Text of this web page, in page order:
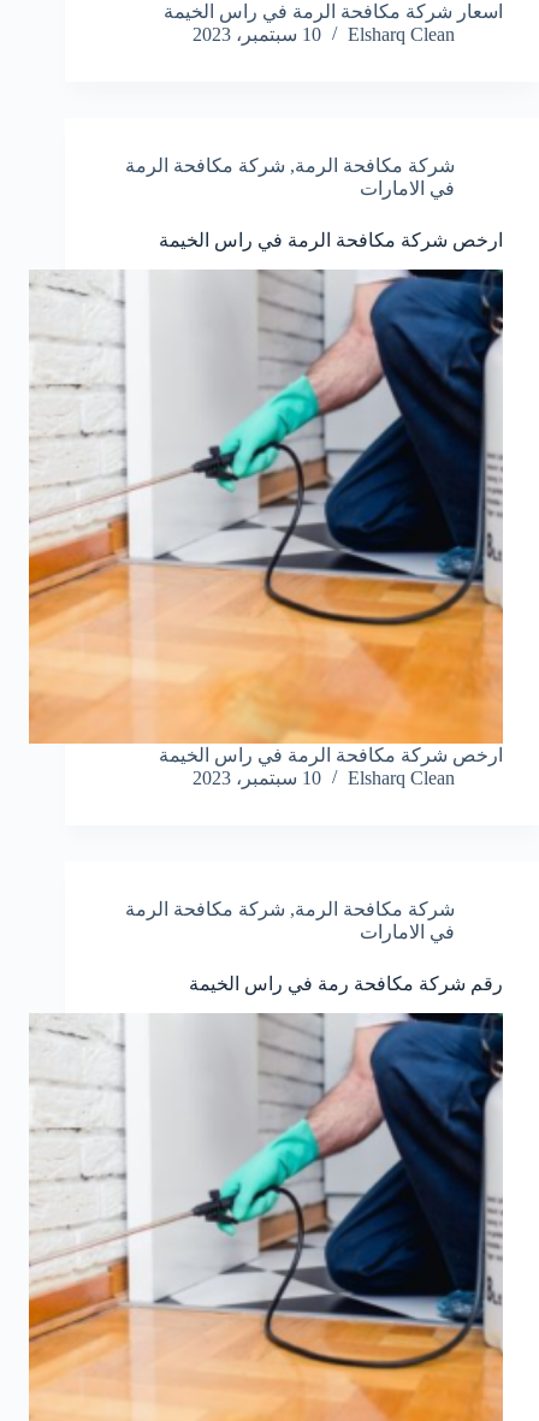
اسعار شركة مكافحة الرمة في راس الخيمة
Elsharq Clean
10 سبتمبر، 2023
شركة مكافحة الرمة, شركة مكافحة الرمة
في الامارات
ارخص شركة مكافحة الرمة في راس الخيمة
ارخص شركة مكافحة الرمة في راس الخيمة
Elsharq Clean
10 سبتمبر، 2023
شركة مكافحة الرمة, شركة مكافحة الرمة
في الامارات
رقم شركة مكافحة رمة في راس الخيمة